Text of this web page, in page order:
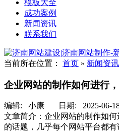
模板大全
成功案例
新闻资讯
联系我们
当前所在位置： 首页 » 新闻资讯
企业网站的制作如何进行
编辑: 小康 日期: 2025-06-
文章简介： 企业网站的制作如
的话题，几乎每个网站平台都